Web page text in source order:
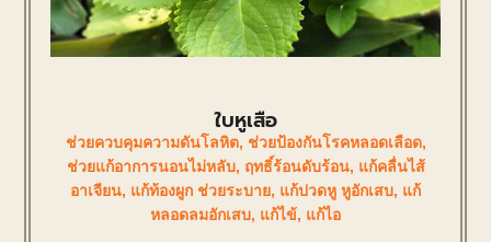
ใบหูเสือ
ช่วยควบคุมความดันโลหิต, ช่วยป้องกันโรคหลอดเลือด,
ช่วยแก้อาการนอนไม่หลับ, ฤทธิ์ร้อนดับร้อน, แก้คลื่นไส้
อาเจียน, แก้ท้องผูก ช่วยระบาย, แก้ปวดหู หูอักเสบ, แก้
หลอดลมอักเสบ, แก้ไข้, แก้ไอ